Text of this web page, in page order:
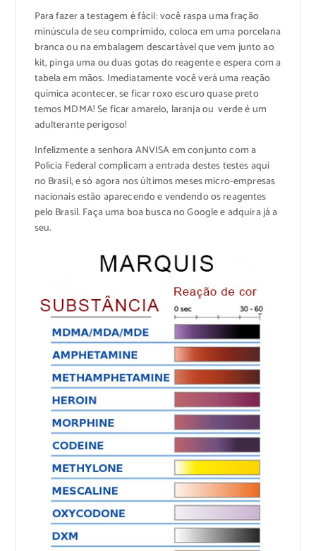
Para fazer a testagem é fácil: você raspa uma fração
minúscula de seu comprimido, coloca em uma porcelana
branca ou na embalagem descartável que vem junto ao
kit, pinga uma ou duas gotas do reagente e espera com a
tabela em mãos. Imediatamente você verá uma reação
química acontecer, se ficar roxo escuro quase preto
temos MDMA! Se ficar amarelo, laranja ou verde é um
adulterante perigoso!
Infelizmente a senhora ANVISA em conjunto com a
Policia Federal complicam a entrada destes testes aqui
no Brasil, e só agora nos últimos meses micro-empresas
nacionais estão aparecendo e vendendo os reagentes
pelo Brasil. Faça uma boa busca no Google e adquira já a
seu.